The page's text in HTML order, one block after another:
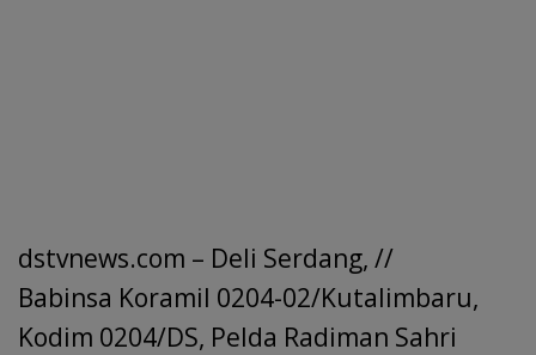
dstvnews.com – Deli Serdang, //
Babinsa Koramil 0204-02/Kutalimbaru,
Kodim 0204/DS, Pelda Radiman Sahri